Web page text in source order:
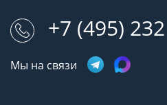
+7 (495)
Мы на связи